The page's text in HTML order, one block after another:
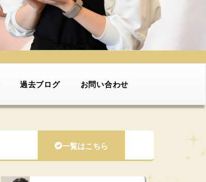
過去ブログ お問い合わせ
一覧はこちら